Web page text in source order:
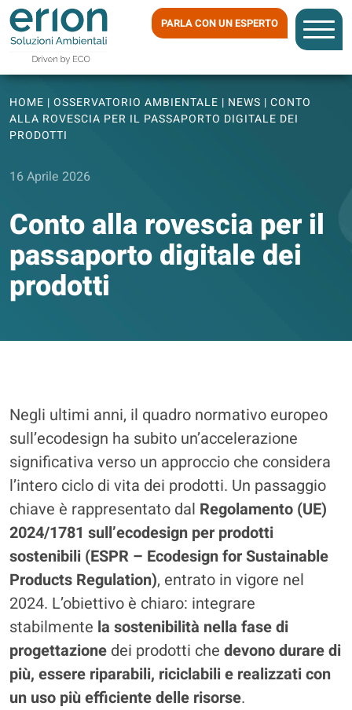
PARLA CON UN ESPERTO
HOME | OSSERVATORIO AMBIENTALE | NEWS | CONTO
ALLA ROVESCIA PER IL PASSAPORTO DIGITALE DEI
PRODOTTI
16 Aprile 2026
Conto alla rovescia per il
passaporto digitale dei
prodotti
Negli ultimi anni, il quadro normativo europeo
sull’ecodesign ha subito un’accelerazione
significativa verso un approccio che considera
l’intero ciclo di vita dei prodotti. Un passaggio
chiave è rappresentato dal Regolamento (UE)
2024/1781 sull’ecodesign per prodotti
sostenibili (ESPR – Ecodesign for Sustainable
Products Regulation), entrato in vigore nel
2024. L’obiettivo è chiaro: integrare
stabilmente la sostenibilità nella fase di
progettazione dei prodotti che devono durare di
più, essere riparabili, riciclabili e realizzati con
un uso più efficiente delle risorse.